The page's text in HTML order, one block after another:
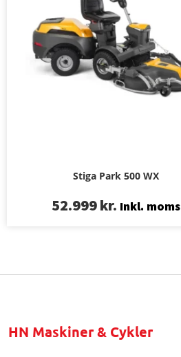
Stiga Park 500 WX
52.999kr. Inkl. moms
HN Maskiner & Cykler